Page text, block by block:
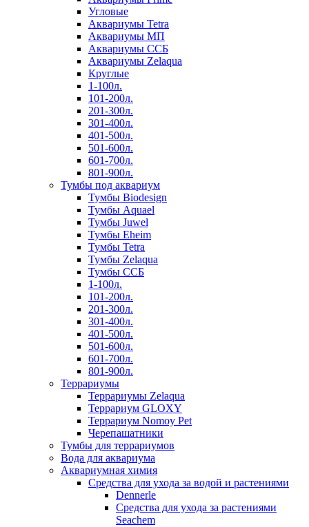
Угловые
Аквариумы Tetra
Аквариумы МП
Аквариумы ССБ
Аквариумы Zelaqua
Круглые
1-100л.
101-200л.
201-300л.
301-400л.
401-500л.
501-600л.
601-700л.
801-900л.
Тумбы под аквариум
Тумбы Biodesign
Тумбы Aquael
Тумбы Juwel
Тумбы Eheim
Тумбы Tetra
Тумбы Zelaqua
Тумбы ССБ
1-100л.
101-200л.
201-300л.
301-400л.
401-500л.
501-600л.
601-700л.
801-900л.
Террариумы
Террариумы Zelaqua
Террариум GLOXY
Террариум Nomoy Pet
Черепашатники
Тумбы для террариумов
Вода для аквариума
Аквариумная химия
Средства для ухода за водой и растениями
Dennerle
Средства для ухода за растениями
Seachem